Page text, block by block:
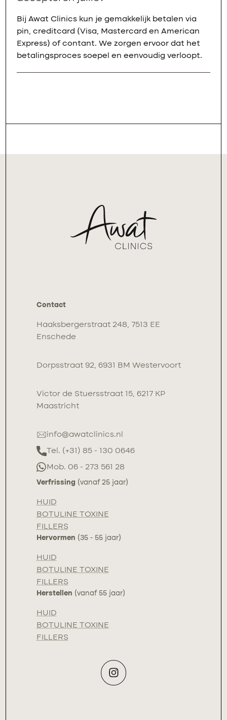
Bij Awat Clinics kun je gemakkelijk betalen via
pin, creditcard (Visa, Mastercard en American
Express) of contant. We zorgen ervoor dat het
betalingsproces soepel en eenvoudig verloopt.
Contact
Haaksbergerstraat 248, 7513 EE
Enschede
Dorpsstraat 92, 6931 BM Westervoort
Victor de Stuersstraat 15, 6217 KP
Maastricht
info@awatclinics.nl
Tel. (+31) 85 - 130 0646
Mob. 06 - 273 561 28
Verfrissing (vanaf 25 jaar)
HUID
BOTULINE TOXINE
FILLERS
Hervormen (35 - 55 jaar)
HUID
BOTULINE TOXINE
FILLERS
Herstellen (vanaf 55 jaar)
HUID
BOTULINE TOXINE
FILLERS